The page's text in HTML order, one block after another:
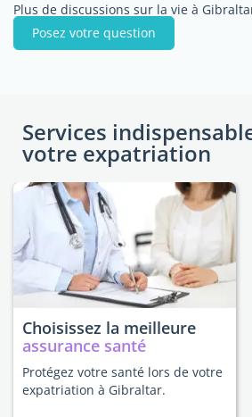
Plus de discussions sur la vie à
Posez votre question
Services
votre expatriation
Choisissez la meilleure
assurance santé
Protégez votre santé lors de votre
expatriation à Gibraltar.